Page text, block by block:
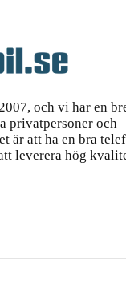
och vi har en
privatpersoner och
är att ha en bra
leverera hög